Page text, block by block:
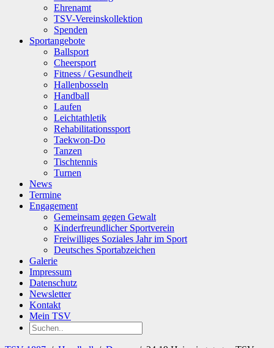
Ehrenamt
TSV-Vereinskollektion
Spenden
Sportangebote
Ballsport
Cheersport
Fitness / Gesundheit
Hallenbosseln
Handball
Laufen
Leichtathletik
Rehabilitationssport
Taekwon-Do
Tanzen
Tischtennis
Turnen
News
Termine
Engagement
Gemeinsam gegen Gewalt
Kinderfreundlicher Sportverein
Freiwilliges Soziales Jahr im Sport
Deutsches Sportabzeichen
Galerie
Impressum
Datenschutz
Newsletter
Kontakt
Mein TSV